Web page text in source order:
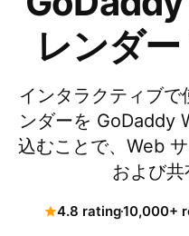
レンダ
インタラクティブ
ンダーを GoDaddy
込むことで、Web
および共
4.8 rating10,000+